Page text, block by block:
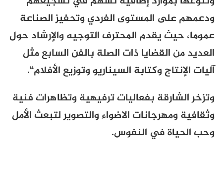
ودعمهم على المستوى الفردي وتحفيز الصناعة
عموما، حيث يقدم المحترف التوجيه والإرشاد حول
العديد من القضايا ذات الصلة بالفن السابع مثل
آليات الإنتاج وكتابة السيناريو وتوزيع الأفلام“.
وتزخر الشارقة بفعاليات ترفيهية وتظاهرات فنية
وثقافية ومهرجانات الاضواء والتصوير لتبعث الأمل
وحب الحياة في النفوس.